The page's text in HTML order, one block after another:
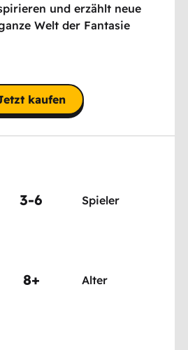
und erzählt neue
Welt der Fantasie
kaufen
3-6 Spieler
8+ Alter